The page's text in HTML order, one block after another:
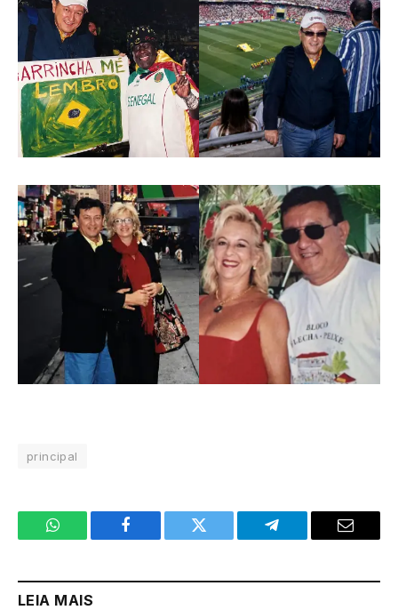
principal
WhatsApp Facebook Twitter Telegram Email
LEIA MAIS